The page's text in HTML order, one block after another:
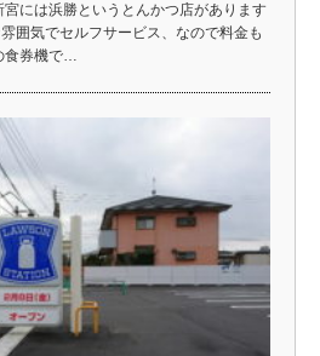
には浜勝というとんかつ店があります
囲気でセルフサービス、なので料金も
食券機で…